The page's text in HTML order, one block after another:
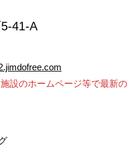
41-A
設のホームページ等で最新の